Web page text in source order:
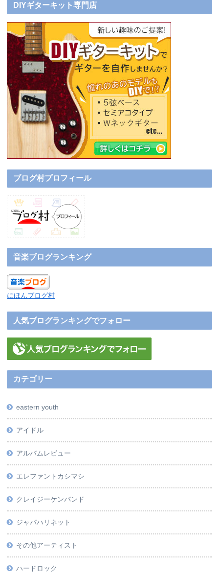
DIYギターキット専門店
ブログ村プロフィール
音楽ブログランキング
にほんブログ村
人気ブログランキングでフォロー
カテゴリー
eastern youth
アイドル
アルバムレビュー
エレファントカシマシ
クレイジーケンバンド
ジャパハリネット
その他アーティスト
ハードロック